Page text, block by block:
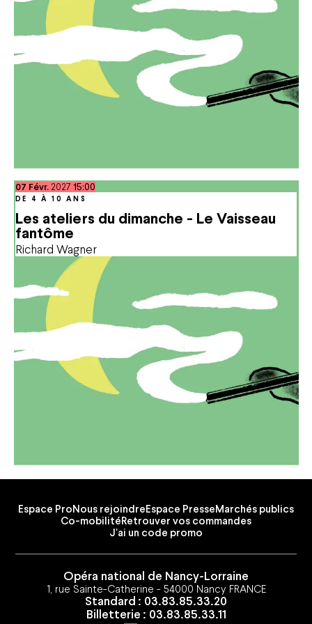
Les ateliers du dimanche - Le Vaisseau
fantôme
Richard Wagner
DE 4 À 10 ANS
07 février
Févr. 2027 15:00
Espace ProNous rejoindreEspace PresseMarchés publics
Co-mobilitéRetrouver vos commandes
J'ai un code promo
Opéra national de Nancy-Lorraine
1, rue Sainte-Catherine - 54000 Nancy FRANCE
Standard : 03.83.85.33.20
Billetterie : 03.83.85.33.11